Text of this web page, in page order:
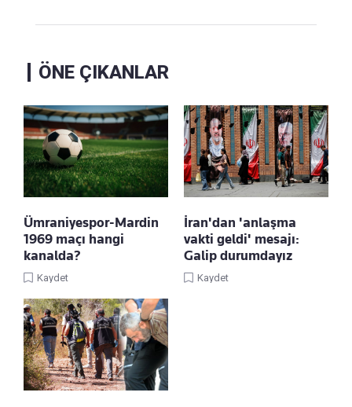
ÖNE ÇIKANLAR
Ümraniyespor-Mardin
1969 maçı hangi
kanalda?
Kaydet
İran'dan 'anlaşma
vakti geldi' mesajı:
Galip durumdayız
Kaydet